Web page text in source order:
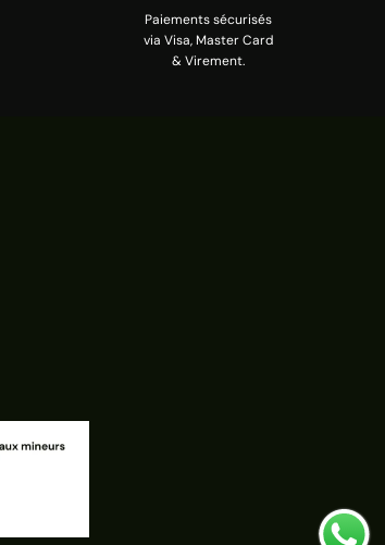
Paiements sécurisés
via Visa, Master Card
& Virement.